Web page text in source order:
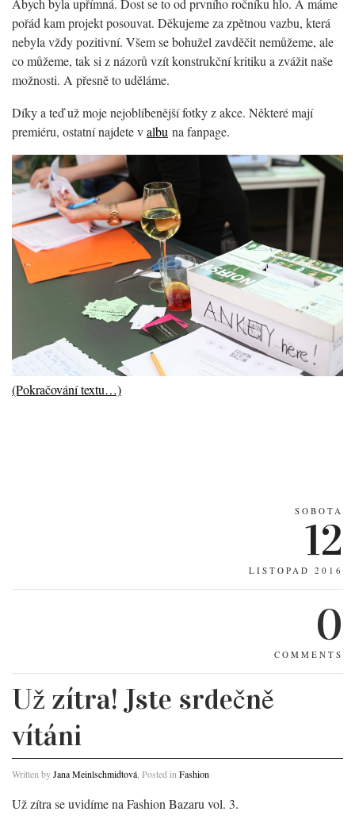
Abych byla upřímná. Dost se to od prvního ročníku hlo. A máme
pořád kam projekt posouvat. Děkujeme za zpětnou vazbu, která
nebyla vždy pozitivní. Všem se bohužel zavděčit nemůžeme, ale
co můžeme, tak si z názorů vzít konstrukční kritiku a zvážit naše
možnosti. A přesně to uděláme.
Díky a teď už moje nejoblíbenější fotky z akce. Některé mají
premiéru, ostatní najdete valbu na fanpage.
(Pokračování textu…)
SOBOTA
12
LISTOPAD 2016
0
COMMENTS
Už zítra! Jste srdečně
vítáni
Written byJana Meinlschmidtová , Posted in Fashion
Už zítra se uvidíme na Fashion Bazaru vol. 3.